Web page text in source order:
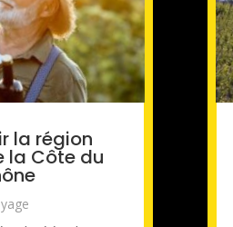
la région
la Côte du